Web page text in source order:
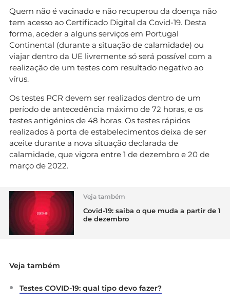
Quem não é vacinado e não recuperou da doença não
tem acesso ao Certificado Digital da Covid-19. Desta
forma, aceder a alguns serviços em Portugal
Continental (durante a situação de calamidade) ou
viajar dentro da UE livremente só será possível com a
realização de um testes com resultado negativo ao
vírus.
Os testes PCR devem ser realizados dentro de um
período de antecedência máximo de 72 horas, e os
testes antigénios de 48 horas. Os testes rápidos
realizados à porta de estabelecimentos deixa de ser
aceite durante a nova situação declarada de
calamidade, que vigora entre 1 de dezembro e 20 de
março de 2022.
Veja também
Covid-19: saiba o que muda a partir de 1
de dezembro
Veja também
Testes COVID-19: qual tipo devo fazer?